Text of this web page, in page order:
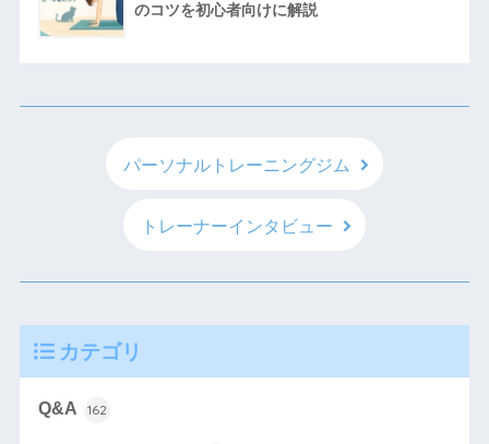
のコツを初心者向けに解説
パーソナルトレーニングジム
トレーナーインタビュー
カテゴリ
Q&A 162